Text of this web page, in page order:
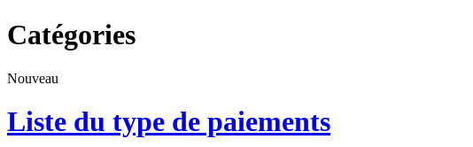
Catégories
Nouveau
Liste du type de paiements